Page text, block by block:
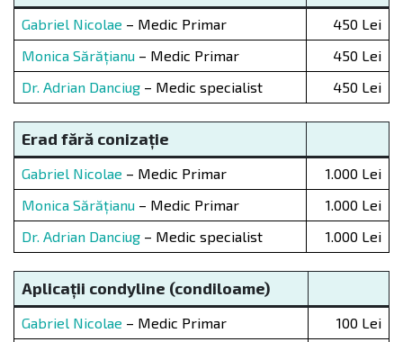
Gabriel Nicolae – Medic Primar
450 Lei
Monica Sărățianu – Medic Primar
450 Lei
Dr. Adrian Danciug – Medic specialist 450 Lei
Erad fără conizație
Gabriel Nicolae – Medic Primar
1.000 Lei
Monica Sărățianu – Medic Primar
1.000 Lei
Dr. Adrian Danciug – Medic specialist 1.000 Lei
Aplicații condyline (condiloame)
Gabriel Nicolae – Medic Primar
100 Lei